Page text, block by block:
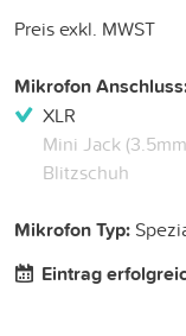
Preis exkl. MWST
Mikrofon
XLR
Mini Jack
Blitzschuh
Mikrofon Typ:
Eintrag